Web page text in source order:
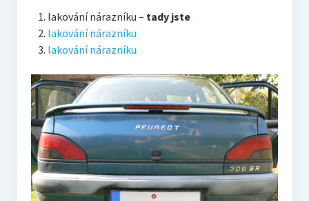
lakování nárazníku – tady jste
lakování nárazníku
lakování nárazníku